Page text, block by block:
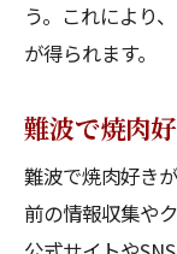
う。これにより
が得られます。
難波で焼肉
難波で焼肉好き
前の情報収集や